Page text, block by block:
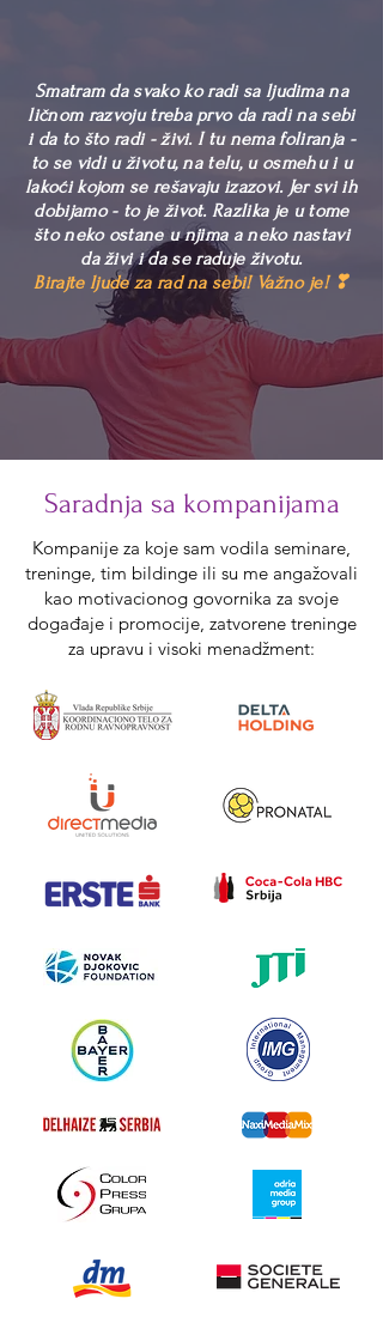
Smatram da svako ko radi sa ljudima na
ličnom razvoju treba prvo da radi na sebi
i da to što radi - živi. I tu nema foliranja -
to se vidi u životu, na telu, u osmehu i u
lakoći kojom se rešavaju izazovi. Jer svi ih
dobijamo - to je život. Razlika je u tome
što neko ostane u njima a neko nastavi
da živi i da se raduje životu.
Birajte ljude za rad na sebi! Važno je! ❣
Saradnja sa kompanijama
Kompanije za koje sam vodila seminare,
treninge, tim bildinge ili su me angažovali
kao motivacionog govornika za svoje
događaje i promocije, zatvorene treninge
za upravu i visoki menadžment: